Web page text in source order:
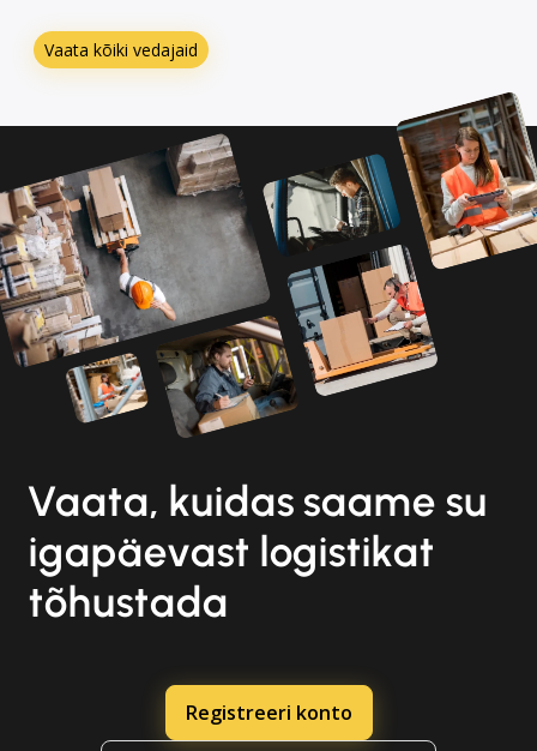
Vaata kõiki vedajaid
Vaata, kuidas saame su
igapäevast logistikat
tõhustada
Registreeri konto